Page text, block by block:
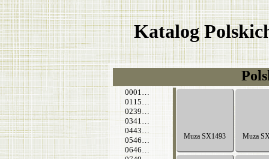
Katalog
0001…
0115…
0239…
0341…
0443…
0546…
0646…